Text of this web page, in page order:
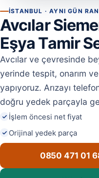
İSTANBUL · AYNI GÜN
Avcılar
Eşya Tamir
Avcılar ve çevresinde
yerinde tespit, onarım
yapıyoruz. Arızayı
doğru yedek parçayla
İşlem öncesi net fiyat
Orijinal yedek parça
0850 471 01